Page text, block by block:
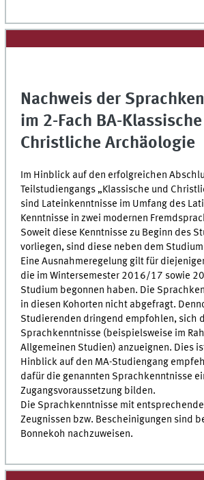
Nachweis der
im 2-Fach BA-
Christliche Archäologie
Im Hinblick auf den erfolgreichen
Teilstudiengangs „Klassische und
sind Lateinkenntnisse im Umfang des
Kenntnisse in zwei modernen
Soweit diese Kenntnisse zu Beginn des
vorliegen, sind diese neben dem
Eine Ausnahmeregelung gilt für
die im Wintersemester 2016/17 sowie
Studium begonnen haben. Die
in diesen Kohorten nicht abgefragt.
Studierenden dringend empfohlen, sich
Sprachkenntnisse (beispielsweise im
Allgemeinen Studien) anzueignen. Dies
Hinblick auf den MA-Studiengang
dafür die genannten Sprachkenntnisse
Zugangsvoraussetzung bilden.
Die Sprachkenntnisse mit
Zeugnissen bzw. Bescheinigungen sind
Bonnekoh nachzuweisen.